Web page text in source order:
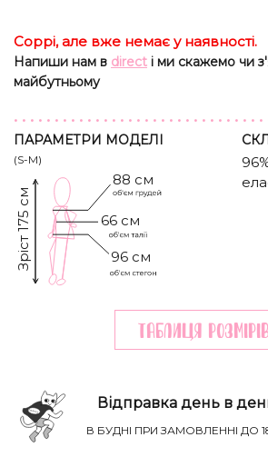
Соррі, але вже немає у наявності.
Напиши нам в direct і ми скажемо чи
майбутньому
ПАРАМЕТРИ МОДЕЛІ
(S-M)
88 см
Зріст 175 см 66 см
96 см
Таблиця розмiрiв
Відправка день в
В БУДНІ ПРИ ЗАМОВЛЕННІ ДО